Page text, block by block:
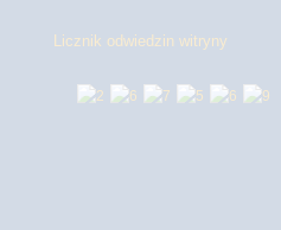
Licznik odwiedzin witryny